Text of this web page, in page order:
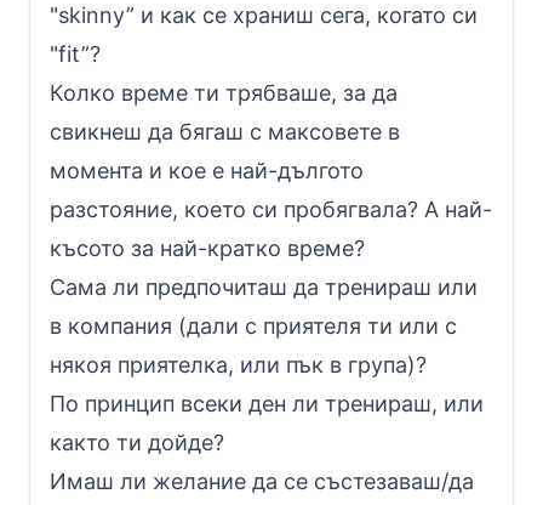
"skinny” и как се храниш сега, когато си
"fit”?
Колко време ти трябваше, за да
свикнеш да бягаш с максовете в
момента и кое е най-дългото
разстояние, което си пробягвала? А най-
късото за най-кратко време?
Сама ли предпочиташ да тренираш или
в компания (дали с приятеля ти или с
някоя приятелка, или пък в група)?
По принцип всеки ден ли тренираш, или
както ти дойде?
Имаш ли желание да се състезаваш/да